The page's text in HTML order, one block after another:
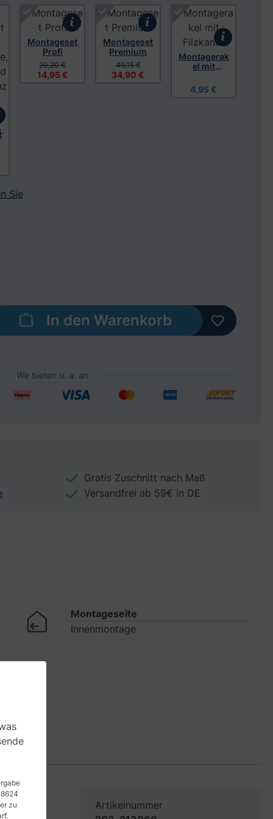
Montageset
Profi
14,95 €
20,20 €
Montageset
Premium
34,90 €
49,15 €
Montagerak
el mit
4,95 €
Sie
den gewünschten Wert ein oder
In den Warenkorb
Gratis Zuschnitt nach Maß
Versandfrei ab 59€ in DE
Montageseite
Innenmontage
Artikelnummer
zu